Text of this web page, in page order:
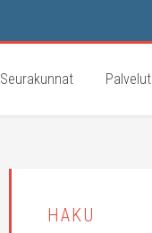
Seurakunnat Palvelut
HAKU